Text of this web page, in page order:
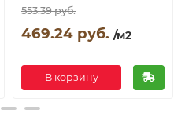
553.39 руб.
469.24 руб. /м2
В корзину